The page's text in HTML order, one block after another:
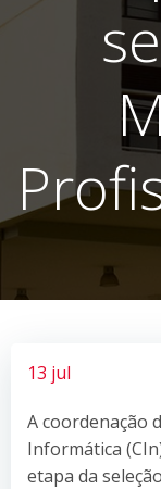
13 jul
A coordenação
Informática
etapa da